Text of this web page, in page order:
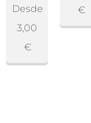
Desde
3,00
€
€